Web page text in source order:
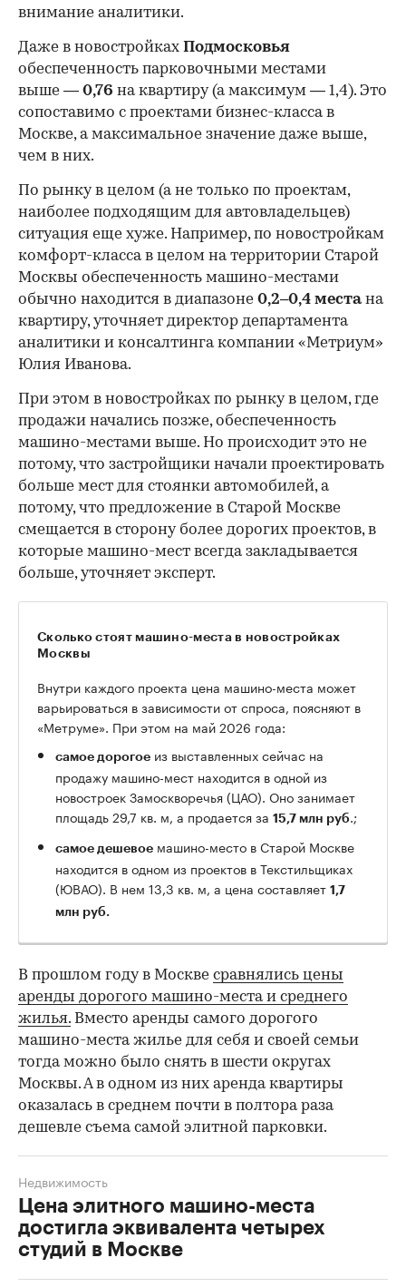
внимание аналитики.
Даже в новостройках Подмосковья
обеспеченность парковочными местами
выше — 0,76 на квартиру (а максимум — 1,4). Это
сопоставимо с проектами бизнес-класса в
Москве, а максимальное значение даже выше,
чем в них.
По рынку в целом (а не только по проектам,
наиболее подходящим для автовладельцев)
ситуация еще хуже. Например, по новостройкам
комфорт-класса в целом на территории Старой
Москвы обеспеченность машино-местами
обычно находится в диапазоне 0,2–0,4 местана
квартиру, уточняет директор департамента
аналитики и консалтинга компании «Метриум»
Юлия Иванова.
При этом в новостройках по рынку в целом, где
продажи начались позже, обеспеченность
машино-местами выше. Но происходит это не
потому, что застройщики начали проектировать
больше мест для стоянки автомобилей, а
потому, что предложение в Старой Москве
смещается в сторону более дорогих проектов, в
которые машино-мест всегда закладывается
больше, уточняет эксперт.
Сколько стоят машино-места в новостройках
Москвы
Внутри каждого проекта цена машино-места может
варьироваться в зависимости от спроса, поясняют в
«Метруме». При этом на май 2026 года:
самое дорогое из выставленных сейчас на
продажу машино-мест находится в одной из
новостроек Замоскворечья (ЦАО). Оно занимает
площадь 29,7 кв. м, а продается за 15,7 млн руб.;
самое дешевое машино-место в Старой Москве
находится в одном из проектов в Текстильщиках
(ЮВАО). В нем 13,3 кв. м, а цена составляет 1,7
млн руб.
В прошлом году в Москве сравнялись цены
аренды дорогого машино-места и среднего
жилья. Вместо аренды самого дорогого
машино-места жилье для себя и своей семьи
тогда можно было снять в шести округах
Москвы. А в одном из них аренда квартиры
оказалась в среднем почти в полтора раза
дешевле съема самой элитной парковки.
Цена элитного машино-места
достигла эквивалента четырех
студий в Москве
Недвижимость